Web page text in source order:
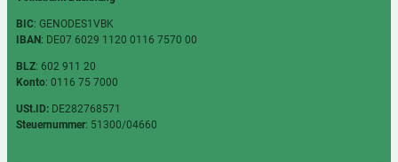
BIC: GENODES1VBK
IBAN : DE07 6029 1120 0116 7570 00
BLZ: 602 911 20
Konto: 0116 75 7000
USt.ID: DE282768571
Steuernummer: 51300/04660